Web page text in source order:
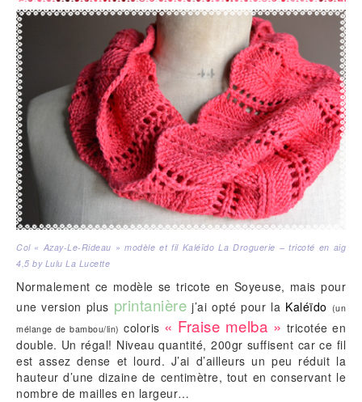
Col « Azay-Le-Rideau » modèle et fil Kaléïdo La Droguerie – tricoté en aig
4,5 by Lulu La Lucette
Normalement ce modèle se tricote en Soyeuse, mais pour
une version plus printanière j’ai opté pour la Kaléïdo (un
mélange de bambou/lin) coloris « Fraise melba » tricotée en
double. Un régal! Niveau quantité, 200gr suffisent car ce fil
est assez dense et lourd. J’ai d’ailleurs un peu réduit la
hauteur d’une dizaine de centimètre, tout en conservant le
nombre de mailles en largeur…